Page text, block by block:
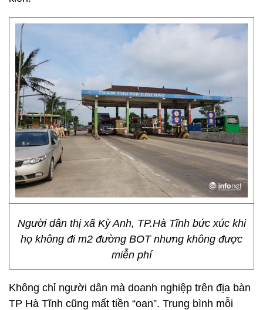
Người dân thị xã Kỳ Anh, TP.Hà Tĩnh bức xúc khi
họ không đi m2 đường BOT nhưng không được
miễn phí
Không chỉ người dân mà doanh nghiệp trên địa bàn
TP Hà Tĩnh cũng mất tiền “oan”. Trung bình mỗi